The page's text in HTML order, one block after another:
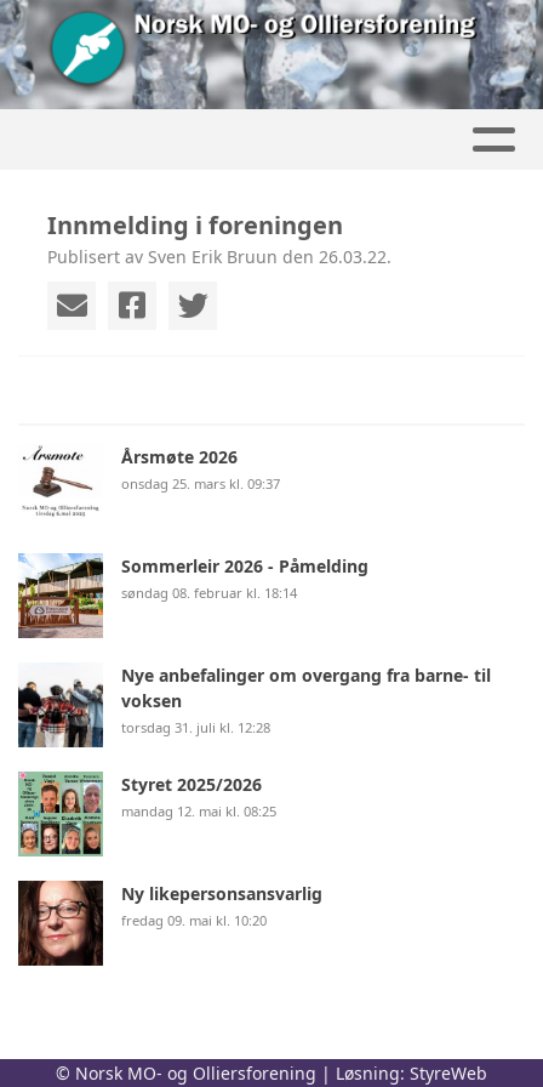
Innmelding i foreningen
Publisert av Sven Erik Bruun den 26.03.22.
Årsmøte 2026
onsdag 25. mars kl. 09:37
Sommerleir 2026 - Påmelding
søndag 08. februar kl. 18:14
Nye anbefalinger om overgang fra barne- til
voksen
torsdag 31. juli kl. 12:28
Styret 2025/2026
mandag 12. mai kl. 08:25
Ny likepersonsansvarlig
fredag 09. mai kl. 10:20
© Norsk MO- og Olliersforening | Løsning: StyreWeb